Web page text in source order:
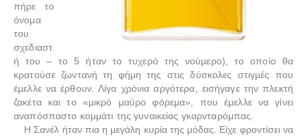
πήρε το
όνοµα
του
σχεδιαστ
ή του – το 5 ήταν το τυχερό της νούµερο), το οποίο θα
κρατούσε ζωντανή τη φήµη της στις δύσκολες στιγµές που
έµελλε να έρθουν. Λίγα χρόνια αργότερα, εισήγαγε την πλεκτή
ζακέτα και το «µικρό µαύρο φόρεµα», που έμελλε να γίνει
αναπόσπαστο κομμάτι της γυναικείας γκαρνταρόμπας.
Η Σανέλ ήταν πια η µεγάλη κυρία της µόδας. Είχε φροντίσει να